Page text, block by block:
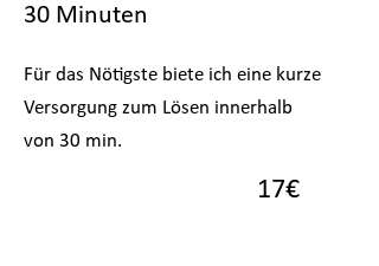
30 Minuten
Für das Nötigste biete ich eine kurze
Versorgung zum Lösen innerhalb
von 30 min.
17€